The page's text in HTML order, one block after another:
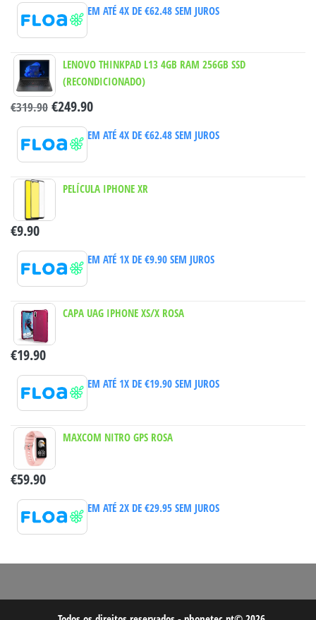
EM ATÉ 4X DE €62.48SEM JUROS
LENOVO THINKPAD L13 4GB RAM 256GB SSD
(RECONDICIONADO)
€319.90 €249.90
EM ATÉ 4X DE €62.48SEM JUROS
PELÍCULA IPHONE XR
€9.90
EM ATÉ 1X DE €9.90SEM JUROS
CAPA UAG IPHONE XS/X ROSA
€19.90
EM ATÉ 1X DE €19.90SEM JUROS
MAXCOM NITRO GPS ROSA
€59.90
EM ATÉ 2X DE €29.95SEM JUROS